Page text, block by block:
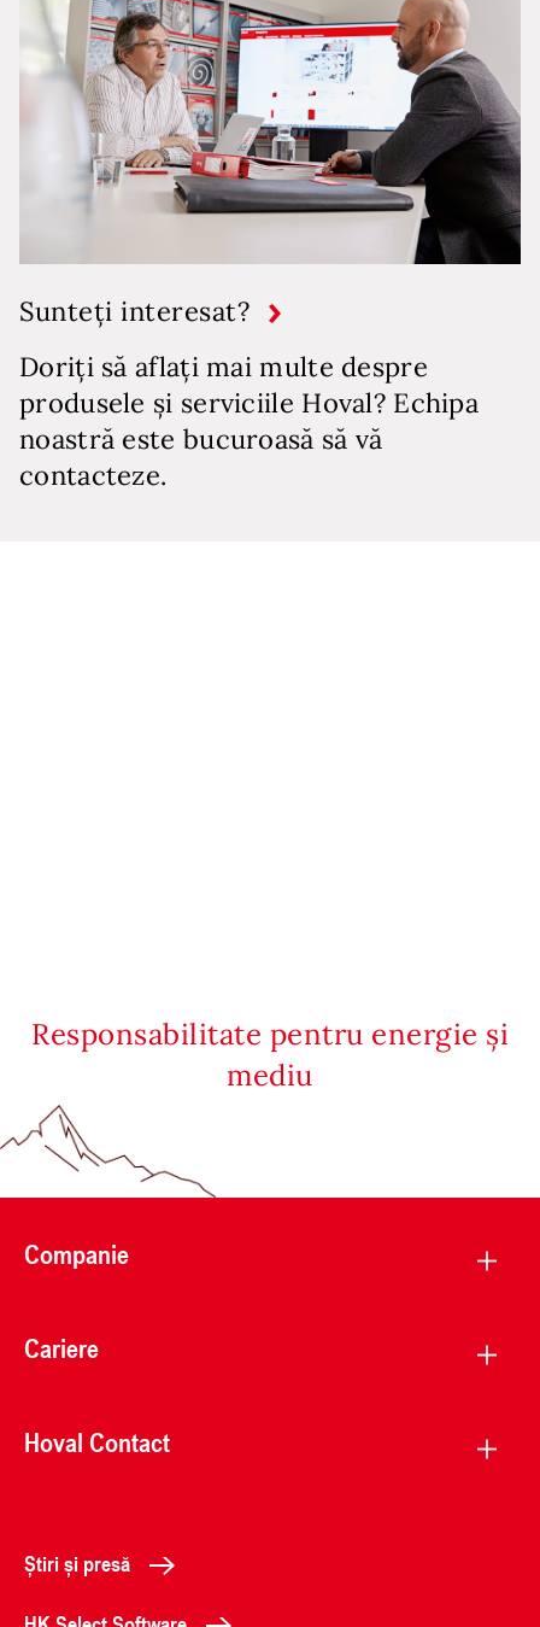
Sunteți interesat?
Doriți să aflați mai multe despre
produsele și serviciile Hoval? Echipa
noastră este bucuroasă să vă
contacteze.
Responsabilitate pentru energie și
mediu
Companie
Cariere
Hoval Contact
Știri și presă